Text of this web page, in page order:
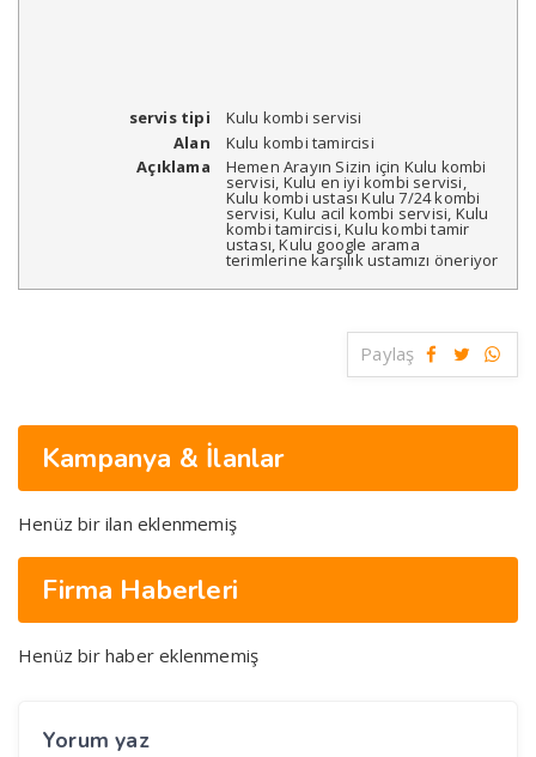
servis tipi
Kulu kombi servisi
Alan
Kulu kombi tamircisi
Açıklama
Hemen Arayın Sizin için Kulu kombi
servisi, Kulu en iyi kombi servisi,
Kulu kombi ustası Kulu 7/24 kombi
servisi, Kulu acil kombi servisi, Kulu
kombi tamircisi, Kulu kombi tamir
ustası, Kulu google arama
terimlerine karşılık ustamızı öneriyor
Paylaş
Kampanya & İlanlar
Henüz bir ilan eklenmemiş
Firma Haberleri
Henüz bir haber eklenmemiş
Yorum yaz